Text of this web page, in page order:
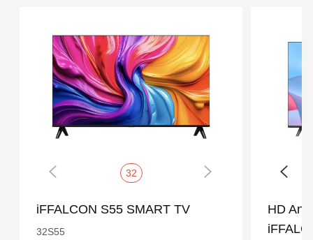
32
iFFALCON S55 SMART TV
32S55
HD